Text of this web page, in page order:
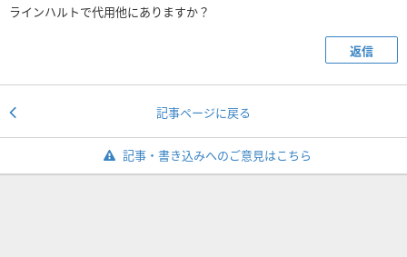
ラインハルトで代用他にありますか？
返信
記事ページに戻る
記事・書き込みへのご意見はこちら